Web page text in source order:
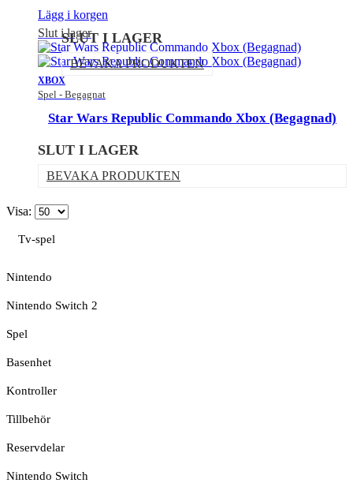
Lägg i korgen
Slut i lager
XBOX
Spel - Begagnat
SLUT I LAGER
BEVAKA PRODUKTEN
Star Wars Republic Commando Xbox (Begagnad)
SLUT I LAGER
BEVAKA PRODUKTEN
Visa:
Tv-spel
Nintendo
Nintendo Switch 2
Spel
Basenhet
Kontroller
Tillbehör
Reservdelar
Nintendo Switch